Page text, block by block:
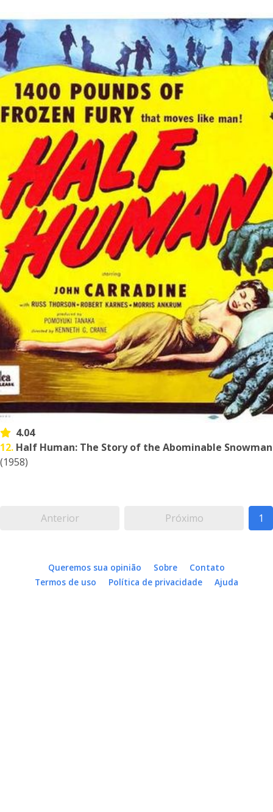
4.04
12. Half Human: The Story of the Abominable Snowman
(1958)
Anterior Próximo 1
Queremos sua opinião Sobre
Contato
Termos de uso
Política de privacidade Ajuda